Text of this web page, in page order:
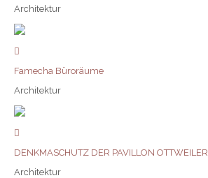
Architektur
Famecha Büroräume
Architektur
DENKMASCHUTZ DER PAVILLON OTTWEILER
Architektur